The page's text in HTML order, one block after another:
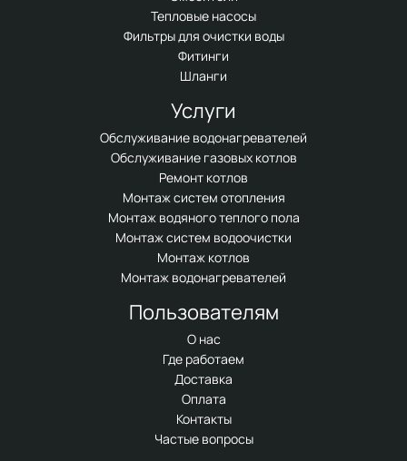
Тепловые насосы
Фильтры для очистки воды
Фитинги
Шланги
Услуги
Обслуживание водонагревателей
Обслуживание газовых котлов
Ремонт котлов
Монтаж систем отопления
Монтаж водяного теплого пола
Монтаж систем водоочистки
Монтаж котлов
Монтаж водонагревателей
Пользователям
О нас
Где работаем
Доставка
Оплата
Контакты
Частые вопросы